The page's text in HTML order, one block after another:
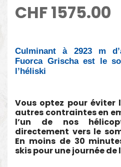
CHF1575.00
Culminant à 2923 m
Fuorca Grischa est le
l’héliski
Vous optez pour éviter
autres contraintes en
l’un de nos
directement vers le
En moins de 30
skis pour une journée